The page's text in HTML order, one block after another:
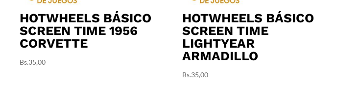
HOTWHEELS BÁSICO
SCREEN TIME 1956
CORVETTE
Bs.35,00
HOTWHEELS BÁSICO
SCREEN TIME
LIGHTYEAR
ARMADILLO
Bs.35,00